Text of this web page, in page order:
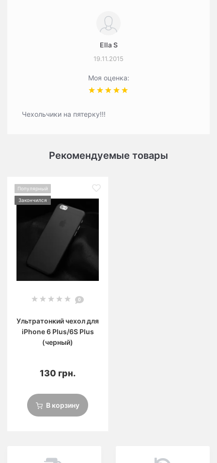
Ella S
19.11.2015
Моя оценка:
Чехольчики на пятерку!!!
Рекомендуемые товары
Популярный
Закончился
0
Ультратонкий чехол для
iРhone 6 Plus/6S Plus
(черный)
130 грн.
В корзину